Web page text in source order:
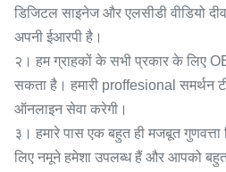
डिजिटल साइनेज और एलसीडी वीडियो
अपनी ईआरपी है।
२। हम ग्राहकों के सभी प्रकार के लिए
सकता है। हमारी proffesional समर्थन
ऑनलाइन सेवा करेगी।
३। हमारे पास एक बहुत ही मजबूत
लिए नमूने हमेशा उपलब्ध हैं और आपको